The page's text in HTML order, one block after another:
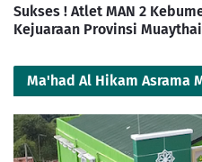
Sukses ! Atlet MAN 2
Kejuaraan Provinsi
Ma'had Al Hikam Asrama